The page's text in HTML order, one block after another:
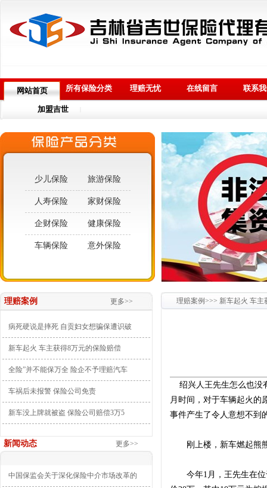
网站首页
加盟吉世
所有保险分类 理赔无忧 在线留言 联系
少儿保险 旅游保险
人寿保险 家财保险
企财保险 健康保险
车辆保险 意外保险
理赔案例 更多>>
病死硬说是摔死 自贡妇女想骗保遭识破
新车起火 车主获得8万元的保险赔偿
全险”并不能保万全 险企不予理赔汽车
车祸后未报警 保险公司免责
新车没上牌就被盗 保险公司赔偿3万5
新闻动态 更多>>
中国保监会关于深化保险中介市场改革的
理赔案例>>> 新车起火 车主
绍兴人王先生怎么也没
月时间，对于车辆起火的
事件产生了令人意想不
刚上楼，新车燃起熊
今年1月，王先生在位